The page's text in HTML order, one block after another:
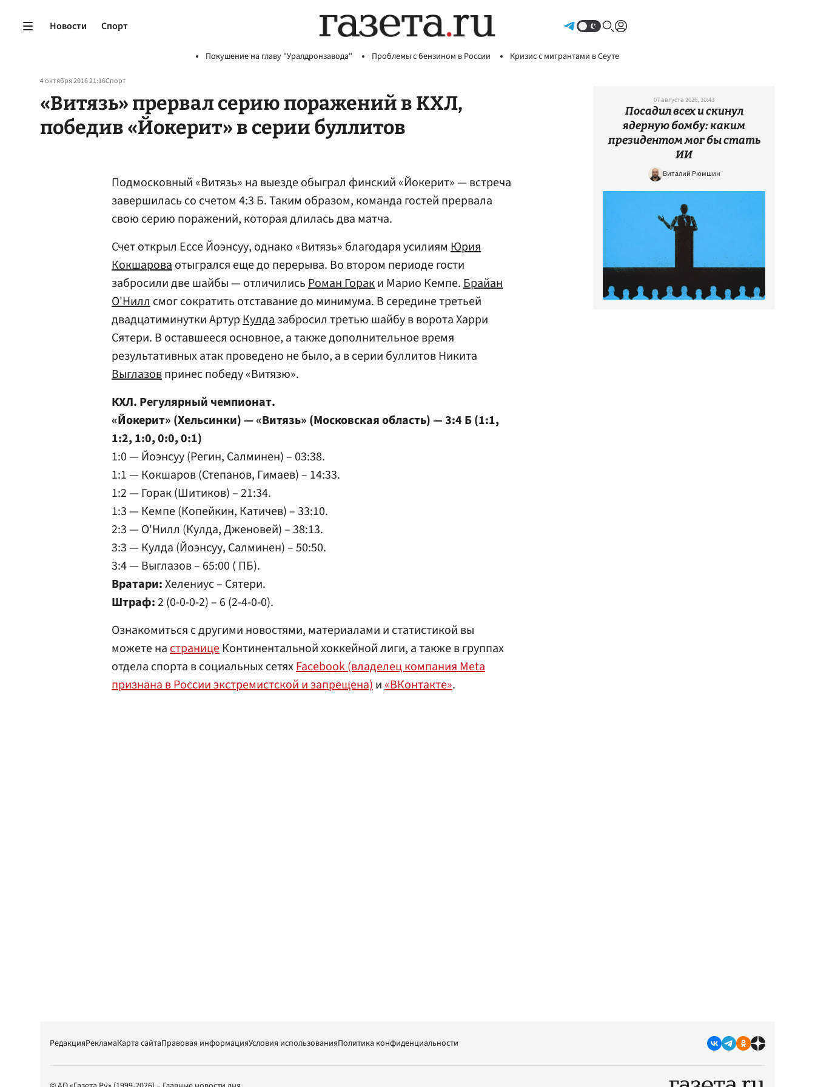
Новости Спорт
Покушение на главу "Уралдронзавода" Проблемы с бензином в России Кризис с мигрантами в Сеуте
4 октября 2016 21:16Спорт
«Витязь» прервал серию поражений в КХЛ,
победив «Йокерит» в серии буллитов
Подмосковный «Витязь» на выезде обыграл финский «Йокерит» — встреча
завершилась со счетом 4:3 Б. Таким образом, команда гостей прервала
свою серию поражений, которая длилась два матча.
Счет открыл Ессе Йоэнсуу, однако «Витязь» благодаря усилиям Юрия
Кокшароваотыгрался еще до перерыва. Во втором периоде гости
забросили две шайбы — отличилисьРоман Гораки Марио Кемпе.Брайан
О'Ниллсмог сократить отставание до минимума. В середине третьей
двадцатиминутки АртурКулдазабросил третью шайбу в ворота Харри
Сятери. В оставшееся основное, а также дополнительное время
результативных атак проведено не было, а в серии буллитов Никита
Выглазовпринес победу «Витязю».
КХЛ. Регулярный чемпионат.
«Йокерит» (Хельсинки) — «Витязь» (Московская область) — 3:4 Б (1:1,
1:2, 1:0, 0:0, 0:1)
1:0 — Йоэнсуу (Регин, Салминен) – 03:38.
1:1 — Кокшаров (Степанов, Гимаев) – 14:33.
1:2 — Горак (Шитиков) – 21:34.
1:3 — Кемпе (Копейкин, Катичев) – 33:10.
2:3 — О'Нилл (Кулда, Дженовей) – 38:13.
3:3 — Кулда (Йоэнсуу, Салминен) – 50:50.
3:4 — Выглазов – 65:00 ( ПБ).
Вратари:Хелениус – Сятери.
Штраф:2 (0-0-0-2) – 6 (2-4-0-0).
Ознакомиться с другими новостями, материалами и статистикой вы
можете настраницеКонтинентальной хоккейной лиги, а также в группах
отдела спорта в социальных сетяхFacebook (владелец компания Meta
признана в России экстремистской и запрещена)и«ВКонтакте».
07 августа 2026, 10:43
Посадил всех и скинул
ядерную бомбу: каким
президентом мог бы стать
ИИ
Виталий Рюмшин
РедакцияРекламаКарта сайтаПравовая информацияУсловия использованияПолитика конфиденциальности